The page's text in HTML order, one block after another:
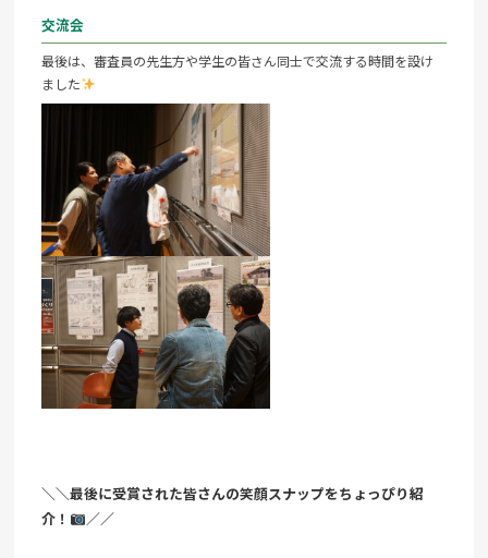
交流会
最後は、審査員の先生方や学生の皆さん同士で交流する時間を設け
ました
＼＼最後に受賞された皆さんの笑顔スナップをちょっぴり紹
介！
／／